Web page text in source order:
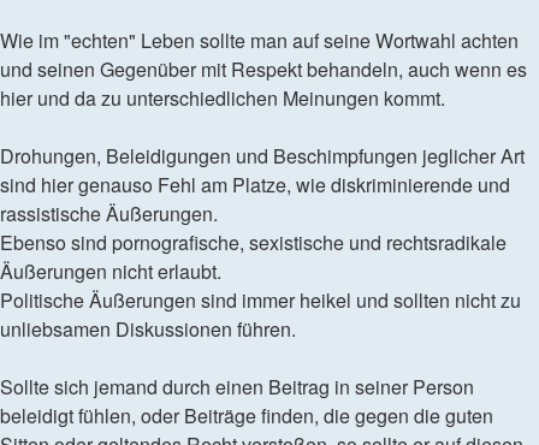
Wie im "echten" Leben sollte man auf seine Wortwahl achten
und seinen Gegenüber mit Respekt behandeln, auch wenn es
hier und da zu unterschiedlichen Meinungen kommt.
Drohungen, Beleidigungen und Beschimpfungen jeglicher Art
sind hier genauso Fehl am Platze, wie diskriminierende und
rassistische Äußerungen.
Ebenso sind pornografische, sexistische und rechtsradikale
Äußerungen nicht erlaubt.
Politische Äußerungen sind immer heikel und sollten nicht zu
unliebsamen Diskussionen führen.
Sollte sich jemand durch einen Beitrag in seiner Person
beleidigt fühlen, oder Beiträge finden, die gegen die guten